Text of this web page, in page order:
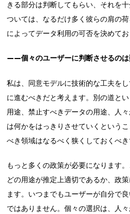
きる部分は判断してもらい、それを
ついては、なるだけ多く彼らの肩の
によってデータ利用の可否を決めてお
——個々のユーザーに判断させるのは
私は、同意モデルに技術的な工夫を
に進むべきだと考えます。別の道と
用途、禁止すべきデータの用途、人
は何かをはっきりさせていくという
べき領域はなるべく狭くしておくべき
もっと多くの政策が必要になります
どの用途が推定上適切であるか、政
ます。いつまでもユーザーが自分で
ではありません。個々の選択は、人